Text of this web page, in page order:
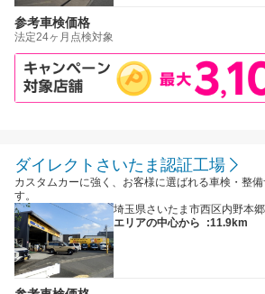
参考車検価格
法定24ヶ月点検対象
ダイレクトさいたま認証工場
カスタムカーに強く、お客様に選ばれる車検・整
す。
埼玉県さいたま市西区内野本
エリアの中心から
:11.9km